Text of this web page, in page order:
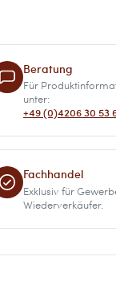
Beratung
Für
unter:
+49 (0)4206 30 53
Fachhandel
Exklusiv für
Wiederverkäufer.